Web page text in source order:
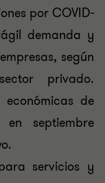
por COVID-
demanda y
según
privado.
de
en septiembre
servicios y